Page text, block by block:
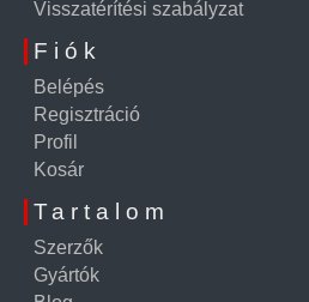
Visszatérítési szabályzat
Fiók
Belépés
Regisztráció
Profil
Kosár
Tartalom
Szerzők
Gyártók